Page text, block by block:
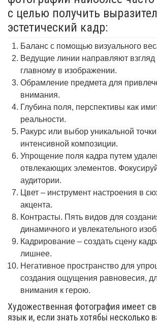
с целью получить
эстетический кадр:
Баланс с помощью визуального
Ведущие линии направляют взгляд
главному в изображении.
Обрамление предмета для
внимания.
Глубина поля, перспективы как
реальности.
Ракурс или выбор уникальной
интенсивной композиции.
Упрощение поля кадра путем
отвлекающих элементов.
аудитории.
Цвет – инструмент настроения в
акцента.
Контрасты. Пять видов для
динамичного и увлекательного
Кадрирование – создать сцену
лишнее.
Негативное пространство для
создания ощущения равновесия,
внимания к герою.
Художественная фотография имеет
язык и, если знать хотябьі несколько